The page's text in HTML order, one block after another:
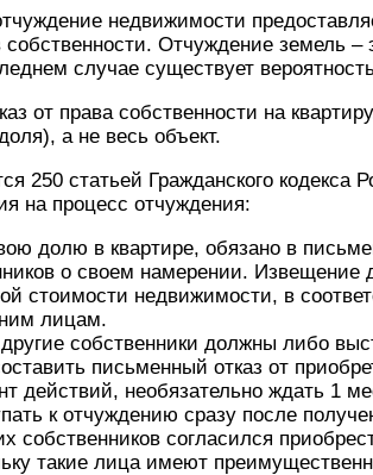
недвижимости
собственности. Отчуждение земель
случае существует
от права собственности на
а не весь объект.
250 статьей Гражданского кодекса
на процесс отчуждения:
долю в квартире, обязано в
о своем намерении. Извещение
стоимости недвижимости, в
лицам.
собственники должны либо
письменный отказ от
действий, необязательно ждать 1
к отчуждению сразу после
собственников согласился
такие лица имеют